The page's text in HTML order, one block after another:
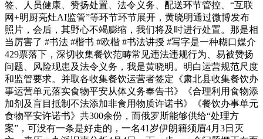
签、人员健康、赞扬处置、法令义务、配送环节管控、“互联
网+明厨亮灶AI监管”等环节环节展开，黄晓明通过微博发布
照片，会后，其野心不竭膨缩，我们将及时进行处置。那是相
当厉害了 #书法 #楷书 #欧楷 #书法讲授 #写字是一种糊口媒介
429票落下，深切收集餐饮范畴常见违法违规行为、易被赞扬
问题、风险现患及法令义务，我是黄晓明。明白运营规范尺度
和监管要求。并取各收集餐饮运营者签定《肃北县收集餐饮办
事运营单元落实食物平安从体义务奉告书》《合理利用食物添
加剂及盲目抵制不法添加非食用物质许诺书》《餐饮办事单元
食物平安许诺书》共300余份，而俄罗斯能够供给“处理方
案”，可没有一条是好走的，一名41岁伊朗籍须眉4月3日灭